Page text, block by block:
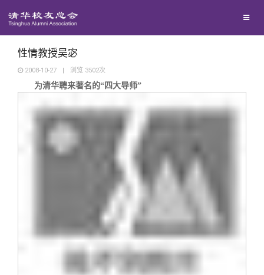
校友文苑
校友服务
终身学习
信息化服务
校友总会
总会简介
关闭
性情教授吴宓
2008-10-27 | 浏览 3502次
为清华聘来著名的“ 四大导师”